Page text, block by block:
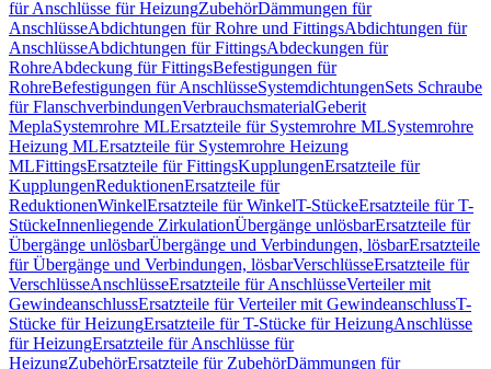
für Anschlüsse für HeizungZubehörDämmungen für
AnschlüsseAbdichtungen für Rohre und FittingsAbdichtungen für
AnschlüsseAbdichtungen für FittingsAbdeckungen für
RohreAbdeckung für FittingsBefestigungen für
RohreBefestigungen für AnschlüsseSystemdichtungenSets Schraube
für FlanschverbindungenVerbrauchsmaterialGeberit
MeplaSystemrohre MLErsatzteile für Systemrohre MLSystemrohre
Heizung MLErsatzteile für Systemrohre Heizung
MLFittingsErsatzteile für FittingsKupplungenErsatzteile für
KupplungenReduktionenErsatzteile für
ReduktionenWinkelErsatzteile für WinkelT-StückeErsatzteile für T-
StückeInnenliegende ZirkulationÜbergänge unlösbarErsatzteile für
Übergänge unlösbarÜbergänge und Verbindungen, lösbarErsatzteile
für Übergänge und Verbindungen, lösbarVerschlüsseErsatzteile für
VerschlüsseAnschlüsseErsatzteile für AnschlüsseVerteiler mit
GewindeanschlussErsatzteile für Verteiler mit GewindeanschlussT-
Stücke für HeizungErsatzteile für T-Stücke für HeizungAnschlüsse
für HeizungErsatzteile für Anschlüsse für
HeizungZubehörErsatzteile für ZubehörDämmungen für